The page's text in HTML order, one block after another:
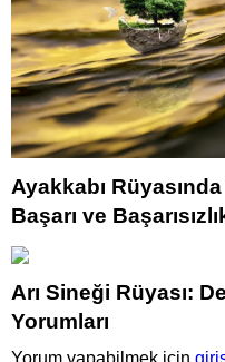
Ayakkabı
Başarı ve
Arı Sineği Rüyası:
Yorumları